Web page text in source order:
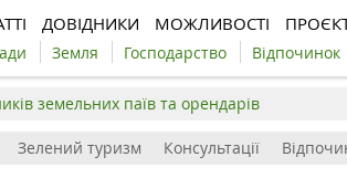
ДОВІДНИКИ МОЖЛИВОСТІ
Земля Господарство Відпочинок
земельних паїв та орендарів
Зелений туризм Консультації